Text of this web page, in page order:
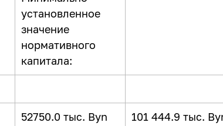
установленное
значение
нормативного
капитала:
52750.0 тыс. Byn 101 444.9 тыс.